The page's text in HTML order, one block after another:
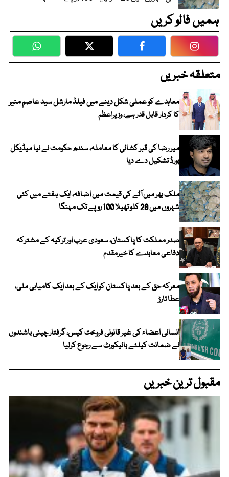
ہمیں فالو کریں
WhatsApp Twitter Facebook
متعلقہ خبریں
معاہدے کو عملی شکل دینے میں فیلڈ مارشل سید عاصم منیر
کا کردار قابل قدر ہے، وزیراعظم
میر رضا کی قبر کشائی کا معاملہ، سندھ حکومت نے نیا میڈیکل
بورڈ تشکیل دے دیا
ملک بھر میں آٹے کی قیمت میں اضافہ، ایک ہفتے میں کئی
شہروں میں 20 کلو تھیلا 100 روپے تک مہنگا
صدر مملکت کا پاکستان، سعودی عرب اور ترکیہ کے مشترکہ
دفاعی معاہدے کا خیرمقدم
معرکہ حق کے بعد پاکستان کو ایک کے بعد ایک کامیابی ملی،
عطا تارڑ
انسانی اعضاء کی غیر قانونی فروخت کیس، گرفتار چینی باشندوں
نے ضمانت کیلئے ہائیکورٹ سے رجوع کرلیا
مقبول ترین خبریں